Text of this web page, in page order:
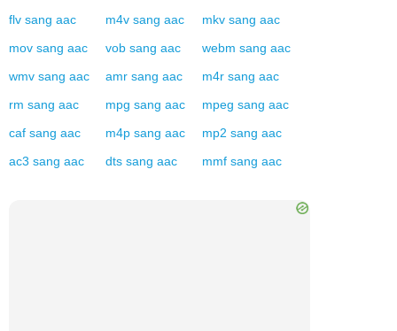
flv sang aac m4v sang aac mkv sang aac
mov sang aac vob sang aac webm sang aac
wmv sang aac amr sang aac m4r sang aac
rm sang aac mpg sang aac mpeg sang aac
caf sang aac m4p sang aac mp2 sang aac
ac3 sang aac dts sang aac mmf sang aac